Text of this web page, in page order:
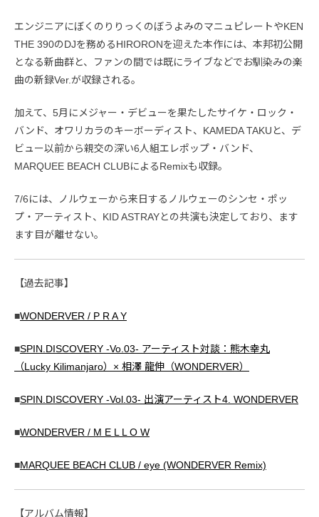
エンジニアにぼくのりりっくのぼうよみのマニュピレートやKEN
THE 390のDJを務めるHIRORONを迎えた本作には、本邦初公開
となる新曲群と、ファンの間では既にライブなどでお馴染みの楽
曲の新録Ver.が収録される。
加えて、5月にメジャー・デビューを果たしたサイケ・ロック・
バンド、オワリカラのキーボーディスト、KAMEDA TAKUと、デ
ビュー以前から親交の深い6人組エレポップ・バンド、
MARQUEE BEACH CLUBによるRemixも収録。
7/6には、ノルウェーから来日するノルウェーのシンセ・ポッ
プ・アーティスト、KID ASTRAYとの共演も決定しており、ます
ます目が離せない。
【過去記事】
■WONDERVER / P R A Y
■SPIN.DISCOVERY -Vo.03- アーティスト対談：熊木幸丸
（Lucky Kilimanjaro）× 相澤 龍伸（WONDERVER）
■SPIN.DISCOVERY -Vol.03- 出演アーティスト4. WONDERVER
■WONDERVER / M E L L O W
■MARQUEE BEACH CLUB / eye (WONDERVER Remix)
【アルバム情報】